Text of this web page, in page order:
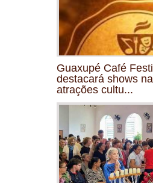
Guaxupé Café
destacará shows
atrações cultu...